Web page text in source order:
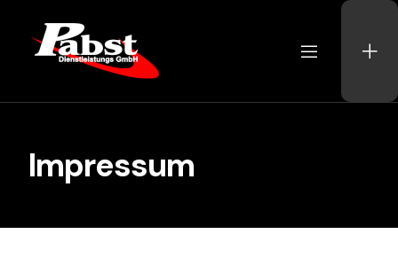
content
Impressum